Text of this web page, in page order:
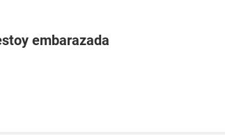
embarazada